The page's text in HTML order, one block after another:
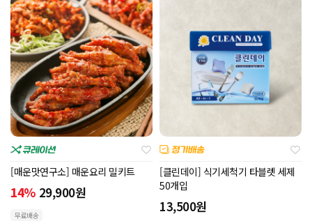
[매운맛연구소] 매운요리 밀키트
14% 29,900원
무료배송
[클린데이] 식기세척기 타블렛 세제
50개입
13,500원